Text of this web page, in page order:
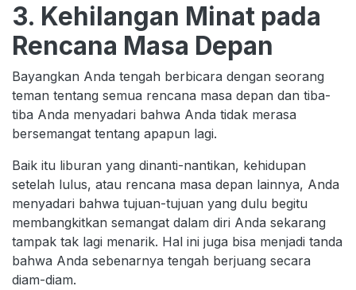
3. Kehilangan Minat pada
Rencana Masa Depan
Bayangkan Anda tengah berbicara dengan seorang
teman tentang semua rencana masa depan dan tiba-
tiba Anda menyadari bahwa Anda tidak merasa
bersemangat tentang apapun lagi.
Baik itu liburan yang dinanti-nantikan, kehidupan
setelah lulus, atau rencana masa depan lainnya, Anda
menyadari bahwa tujuan-tujuan yang dulu begitu
membangkitkan semangat dalam diri Anda sekarang
tampak tak lagi menarik. Hal ini juga bisa menjadi tanda
bahwa Anda sebenarnya tengah berjuang secara
diam-diam.